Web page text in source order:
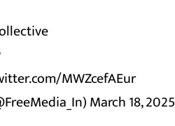
MWZcefAEur
March 18, 2025